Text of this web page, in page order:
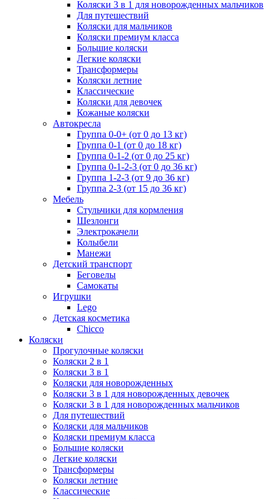
Коляски 3 в 1 для новорожденных мальчиков
Для путешествий
Коляски для мальчиков
Коляски премиум класса
Большие коляски
Легкие коляски
Трансформеры
Коляски летние
Классические
Коляски для девочек
Кожаные коляски
Автокресла
Группа 0-0+ (от 0 до 13 кг)
Группа 0-1 (от 0 до 18 кг)
Группа 0-1-2 (от 0 до 25 кг)
Группа 0-1-2-3 (от 0 до 36 кг)
Группа 1-2-3 (от 9 до 36 кг)
Группа 2-3 (от 15 до 36 кг)
Мебель
Cтульчики для кормления
Шезлонги
Электрокачели
Колыбели
Манежи
Детский транспорт
Беговелы
Самокаты
Игрушки
Lego
Детская косметика
Chicco
Коляски
Прогулочные коляски
Коляски 2 в 1
Коляски 3 в 1
Коляски для новорожденных
Коляски 3 в 1 для новорожденных девочек
Коляски 3 в 1 для новорожденных мальчиков
Для путешествий
Коляски для мальчиков
Коляски премиум класса
Большие коляски
Легкие коляски
Трансформеры
Коляски летние
Классические